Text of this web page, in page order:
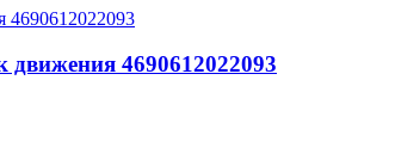
4690612022093